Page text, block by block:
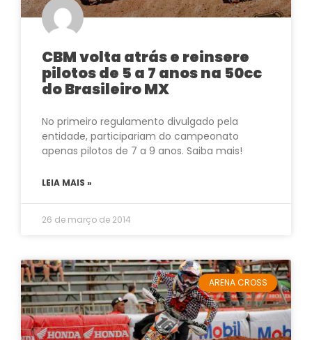
CBM volta atrás e reinsere
pilotos de 5 a 7 anos na 50cc
do Brasileiro MX
No primeiro regulamento divulgado pela
entidade, participariam do campeonato
apenas pilotos de 7 a 9 anos. Saiba mais!
LEIA MAIS »
26 de março de 2014
ARENA CROSS